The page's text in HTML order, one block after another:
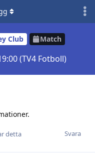
Club Match
(TV4 Fotboll)
Svara
detta